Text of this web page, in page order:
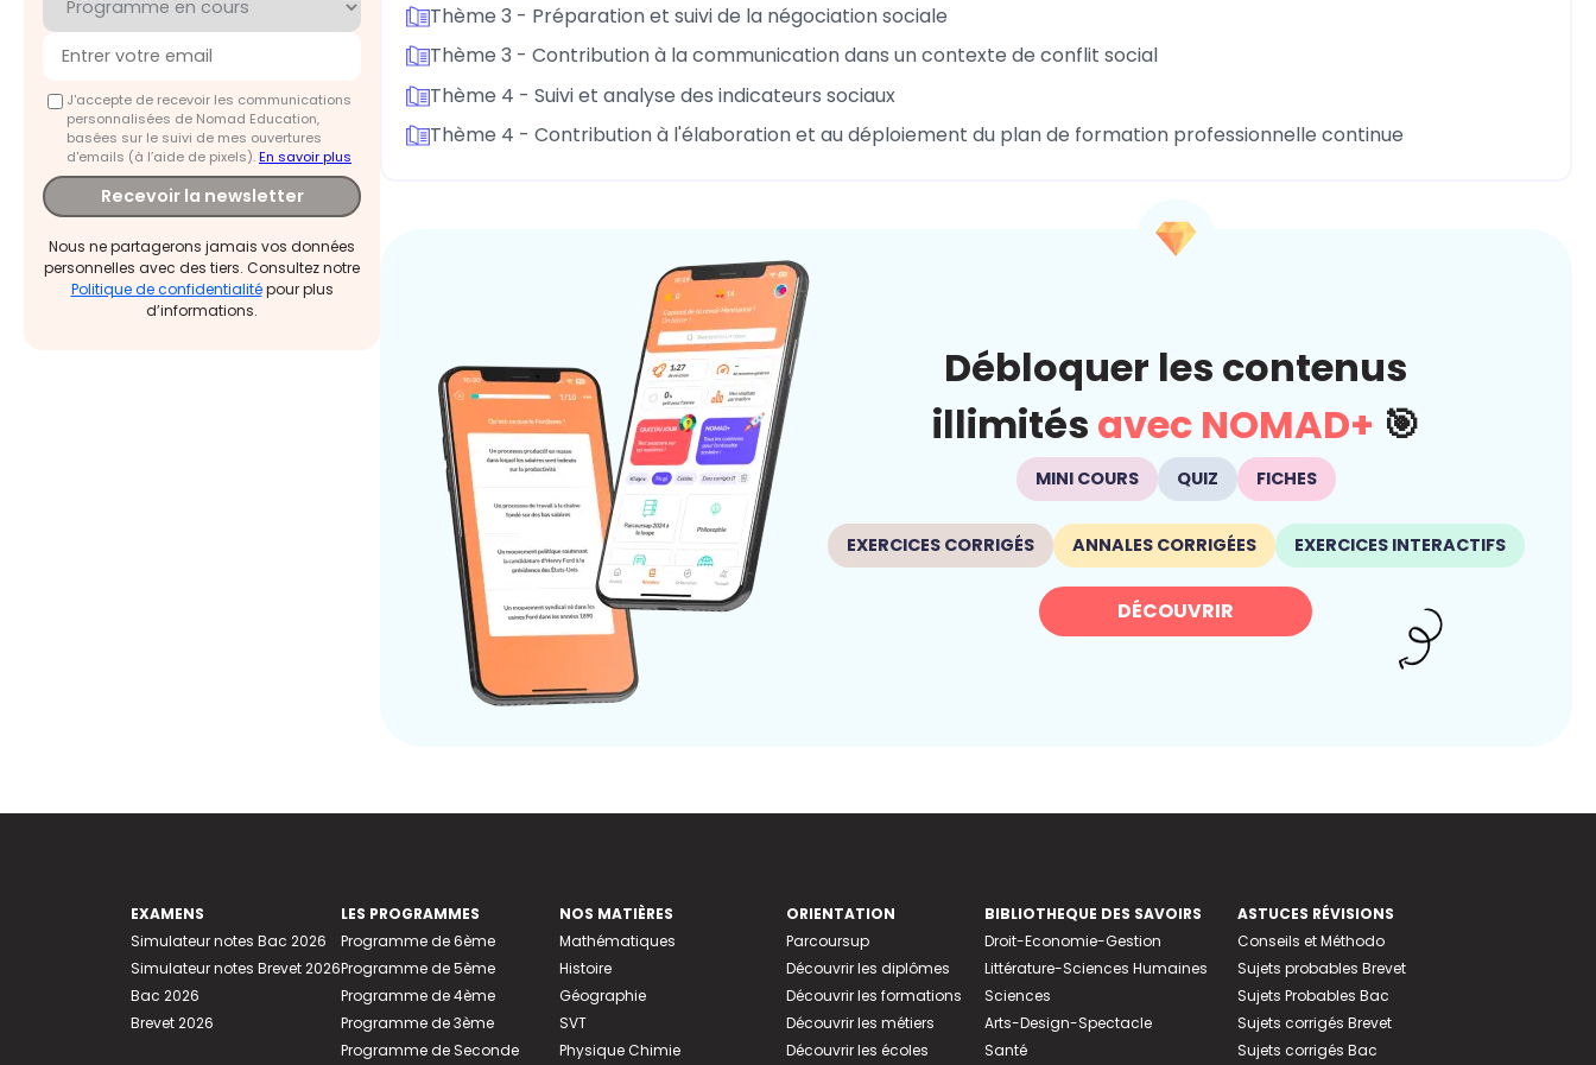
J'accepte de recevoir les communications
personnalisées de Nomad Education,
basées sur le suivi de mes ouvertures
d'emails (à l’aide de pixels).En savoir plus
Recevoir la newsletter
Nous ne partagerons jamais vos données
personnelles avec des tiers. Consultez notre
Politique de confidentialitépour plus
d’informations.
Thème 3 - Préparation et suivi de la négociation sociale
Thème 3 - Contribution à la communication dans un contexte de conflit social
Thème 4 - Suivi et analyse des indicateurs sociaux
Thème 4 - Contribution à l'élaboration et au déploiement du plan de formation professionnelle continue
Débloquer les contenus
illimités avec NOMAD+ 🎯
MINI COURS QUIZ FICHES
EXERCICES CORRIGÉS ANNALES CORRIGÉES EXERCICES INTERACTIFS
DÉCOUVRIR
EXAMENS
Simulateur notes Bac 2026
Simulateur notes Brevet 2026
Bac 2026
Brevet 2026
LES PROGRAMMES
Programme de 6ème
Programme de 5ème
Programme de 4ème
Programme de 3ème
Programme de Seconde
NOS MATIÈRES
Mathématiques
Histoire
Géographie
SVT
Physique Chimie
ORIENTATION
Parcoursup
Découvrir les diplômes
Découvrir les formations
Découvrir les métiers
Découvrir les écoles
BIBLIOTHEQUE DES SAVOIRS
Droit-Economie-Gestion
Littérature-Sciences Humaines
Sciences
Arts-Design-Spectacle
Santé
ASTUCES RÉVISIONS
Conseils et Méthodo
Sujets probables Brevet
Sujets Probables Bac
Sujets corrigés Brevet
Sujets corrigés Bac